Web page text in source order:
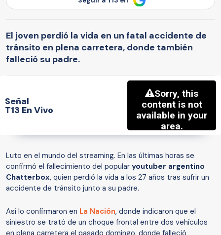
El joven perdió la vida en un fatal accidente de
tránsito en plena carretera, donde también
falleció su padre.
Señal
T13 En Vivo
Luto en el mundo del streaming. En las últimas horas se
confirmó el fallecimiento del popular youtuber argentino
Chatterbox, quien perdió la vida a los 27 años tras sufrir un
accidente de tránsito junto a su padre.
Así lo confirmaron en La Nación, donde indicaron que el
siniestro se trató de un choque frontal entre dos vehículos